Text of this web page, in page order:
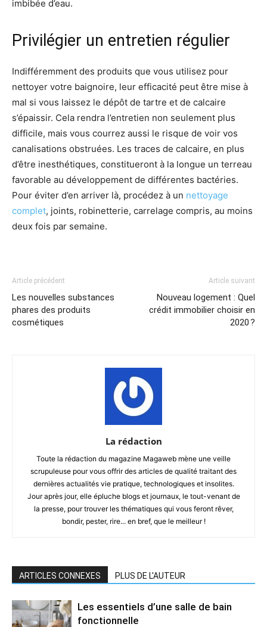
imbibée d’eau.
Privilégier un entretien régulier
Indifféremment des produits que vous utilisez pour
nettoyer votre baignoire, leur efficacité peut être mise à
mal si vous laissez le dépôt de tartre et de calcaire
s’épaissir. Cela rendra l’entretien non seulement plus
difficile, mais vous courrez aussi le risque de voir vos
canalisations obstruées. Les traces de calcaire, en plus
d’être inesthétiques, constitueront à la longue un terreau
favorable au développement de différentes bactéries.
Pour éviter d’en arriver là, procédez à un nettoyage
complet, joints, robinetterie, carrelage compris, au moins
deux fois par semaine.
Article précédent
Les nouvelles substances
phares des produits
cosmétiques
Article suivant
Nouveau logement : Quel
crédit immobilier choisir en
2020 ?
La rédaction
Toute la rédaction du magazine Magaweb mène une veille
scrupuleuse pour vous offrir des articles de qualité traitant des
dernières actualités vie pratique, technologiques et insolites.
Jour après jour, elle épluche blogs et journaux, le tout-venant de
la presse, pour trouver les thématiques qui vous feront rêver,
bondir, pester, rire... en bref, que le meilleur !
ARTICLES CONNEXES PLUS DE L'AUTEUR
Les essentiels d’une salle de bain
fonctionnelle